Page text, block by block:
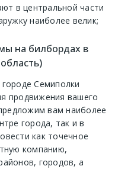
в центральной части
наиболее велик;
на билбордах в
Семиполки
продвижения вашего
вам наиболее
города, так и в
как точечное
компанию,
городов, а